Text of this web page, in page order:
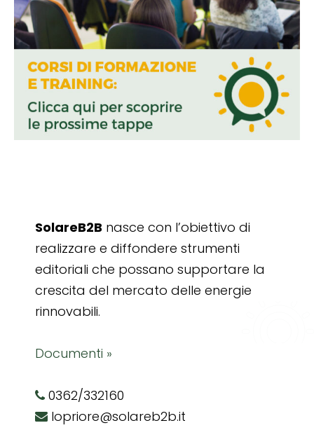
SolareB2B nasce con l’obiettivo di
realizzare e diffondere strumenti
editoriali che possano supportare la
crescita del mercato delle energie
rinnovabili.
Documenti »
0362/332160
lopriore@solareb2b.it